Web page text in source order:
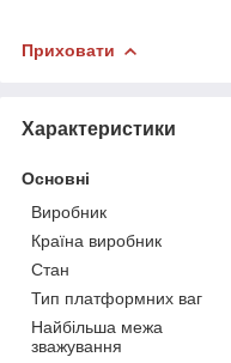
Приховати
Характеристики
Основні
Виробник
Країна виробник
Стан
Тип платформних ваг
Найбільша межа
зважування